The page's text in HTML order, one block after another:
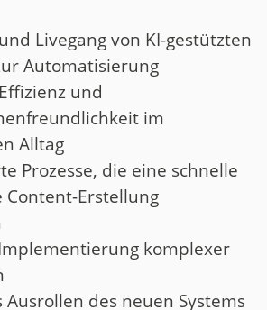
Livegang von KI-gestützten
Automatisierung
und
im
Alltag
Prozesse, die eine schnelle
Content-Erstellung
komplexer
Ausrollen des neuen Systems